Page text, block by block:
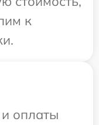
к
оплаты